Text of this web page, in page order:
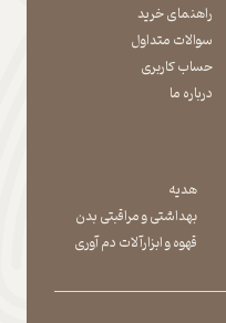
راهنمای خرید
سوالات متداول
حساب کاربری
درباره ما
هدیه
بهداشتی و مراقبتی بدن
​​​​​​​قهوه و ابزارآلات دم آوری